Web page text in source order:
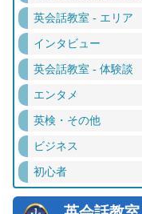
英会話教室 - エリア
インタビュー
英会話教室 - 体験談
エンタメ
英検・その他
ビジネス
初心者